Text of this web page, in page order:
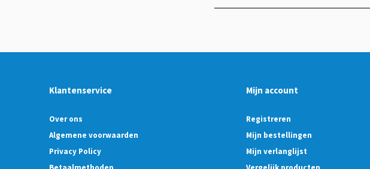
Klantenservice
Over ons
Algemene voorwaarden
Privacy Policy
Mijn account
Registreren
Mijn bestellingen
Mijn verlanglijst